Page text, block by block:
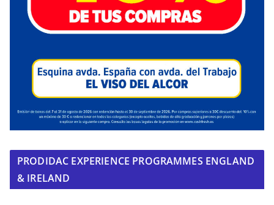
PRODIDAC EXPERIENCE PROGRAMMES ENGLAND
& IRELAND